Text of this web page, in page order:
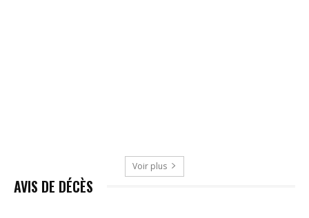
Voir plus
AVIS DE DÉCÈS